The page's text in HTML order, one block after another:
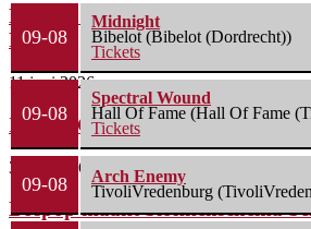
Line-up compleet: Cân Bardd,
Rye...
11 juni 2026
Instant Crowdfundingshow voor
3 juni 2026
Bospop maakt blokkenschema
09-08
Midnight
Bibelot (Bibelot (Dordrecht))
Tickets
09-08
Spectral Wound
Hall Of Fame (Hall Of Fame
Tickets
09-08
Arch Enemy
TivoliVredenburg